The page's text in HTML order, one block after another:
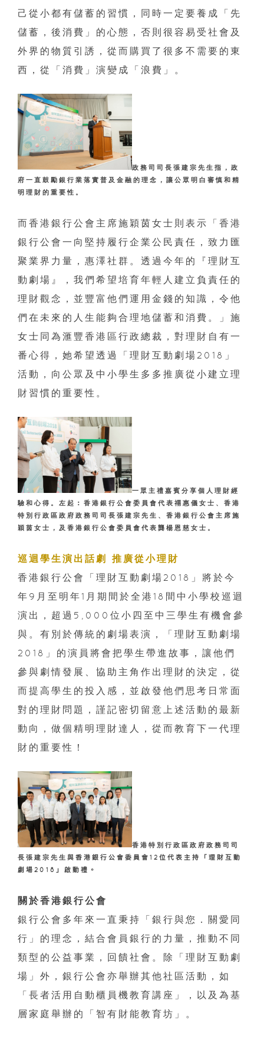
己從小都有儲蓄的習慣，同時一定要養成「先
儲蓄，後消費」的心態，否則很容易受社會及
外界的物質引誘，從而購買了很多不需要的東
西，從「消費」演變成「浪費」。
政務司司長張建宗先生指，政
府一直鼓勵銀行業落實普及金融的理念，讓公眾明白審慎和精
明理財的重要性。
而香港銀行公會主席施穎茵女士則表示「香港
銀行公會一向堅持履行企業公民責任，致力匯
聚業界力量，惠澤社群。透過今年的『理財互
動劇場』，我們希望培育年輕人建立負責任的
理財觀念，並豐富他們運用金錢的知識，令他
們在未來的人生能夠合理地儲蓄和消費。」施
女士同為滙豐香港區行政總裁，對理財自有一
番心得，她希望透過「理財互動劇場2018」
活動，向公眾及中小學生多多推廣從小建立理
財習慣的重要性。
一眾主禮嘉賓分享個人理財經
驗和心得。左起︰香港銀行公會委員會代表禤惠儀女士、香港
特別行政區政府政務司司長張建宗先生、香港銀行公會主席施
穎茵女士，及香港銀行公會委員會代表龔楊恩慈女士。
巡迴學生演出話劇 推廣從小理財
香港銀行公會「理財互動劇場2018」將於今
年9月至明年1月期間於全港18間中小學校巡迴
演出，超過5,000位小四至中三學生有機會參
與。有別於傳統的劇場表演，「理財互動劇場
2018」的演員將會把學生帶進故事，讓他們
參與劇情發展、協助主角作出理財的決定，從
而提高學生的投入感，並啟發他們思考日常面
對的理財問題，謹記密切留意上述活動的最新
動向，做個精明理財達人，從而教育下一代理
財的重要性！
香港特別行政區政府政務司司
長張建宗先生 與香港銀行公會委 員會12位代表主持「理財互動
劇場 2018 」啟動禮。
關於香港銀行公會
銀行公會多年來一直秉持「銀行與您．關愛同
行」的理念，結合會員銀行的力量，推動不同
類型的公益事業，回饋社會。除「理財互動劇
場」外，銀行公會亦舉辦其他社區活動，如
「長者活用自動櫃員機教育講座」，以及為基
層家庭舉辦的「智有財能教育坊」。